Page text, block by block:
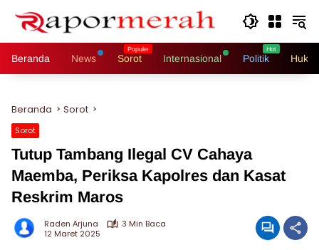
Beranda News Sorot Internasional Politik
Beranda Sorot
Sorot
Tutup Tambang Ilegal CV Cahaya
Maemba, Periksa Kapolres dan Kasat
Reskrim Maros
Raden Arjuna
3 Min Baca
12 Maret 2025